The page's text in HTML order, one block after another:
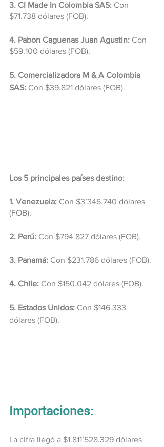
3. CI Made In Colombia SAS: Con
$71.738 dólares (FOB).
4. Pabon Caguenas Juan Agustin: Con
$59.100 dólares (FOB).
5. Comercializadora M & A Colombia
SAS: Con $39.821 dólares (FOB).
Los 5 principales países destino:
1. Venezuela: Con $3’346.740 dólares
(FOB).
2. Perú: Con $794.827 dólares (FOB).
3. Panamá: Con $231.786 dólares (FOB).
4. Chile: Con $150.042 dólares (FOB).
5. Estados Unidos: Con $146.333
dólares (FOB).
Importaciones:
La cifra llegó a $1.811’528.329 dólares